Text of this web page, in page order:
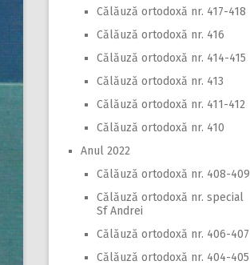
Călăuză ortodoxă nr. 417-418
Călăuză ortodoxă nr. 416
Călăuză ortodoxă nr. 414-415
Călăuză ortodoxă nr. 413
Călăuză ortodoxă nr. 411-412
Călăuză ortodoxă nr. 410
Anul 2022
Călăuză ortodoxă nr. 408-409
Călăuză ortodoxă nr. special
Sf Andrei
Călăuză ortodoxă nr. 406-407
Călăuză ortodoxă nr. 404-405